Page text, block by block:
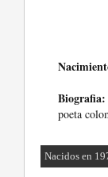
Biografia:
poeta
Nacidos en